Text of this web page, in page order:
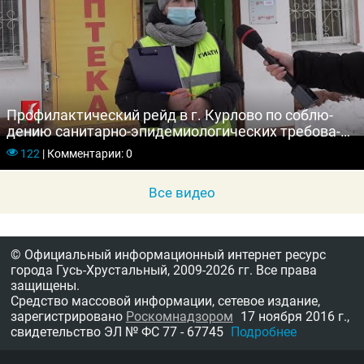
Профилактический рейд в г. Курлово по соб­лю­
дению са­нитар­но-эпи­деми­оло­гичес­ких тре­бова­
ний
122 |Комментарии: 0
Все видео
© Официальный информационный интернет ресурс
города Гусь-Хрустальный, 2009-2026 гг. Все права
защищены.
Средство массовой информации, сетевое издание,
зарегистрировано Роскомнадзором 17 ноября 2016 г.,
свидетельство ЭЛ № ФС 77 - 67745 Подробнее